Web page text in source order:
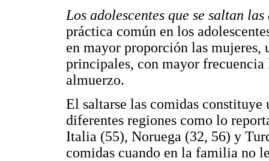
Los adolescentes que se saltan
práctica común en los
en mayor proporción las mujeres,
principales, con mayor frecuencia
almuerzo.
El saltarse las comidas constituye
diferentes regiones como lo
Italia (55), Noruega (32, 56) y
comidas cuando en la familia no